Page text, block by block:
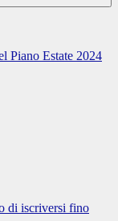
Piano Estate 2024
di iscriversi fino